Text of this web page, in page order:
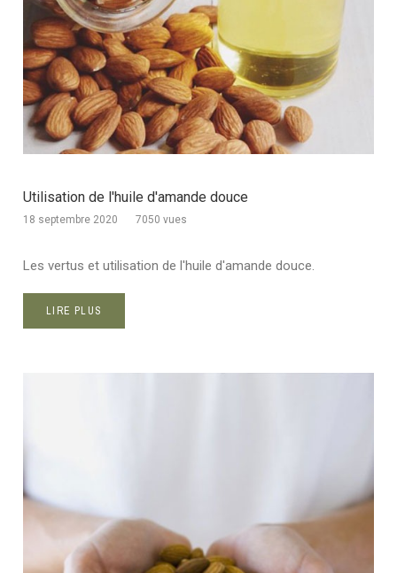
Utilisation de l'huile d'amande douce
18 septembre 2020 7050 vues
Les vertus et utilisation de l'huile d'amande douce.
LIRE PLUS